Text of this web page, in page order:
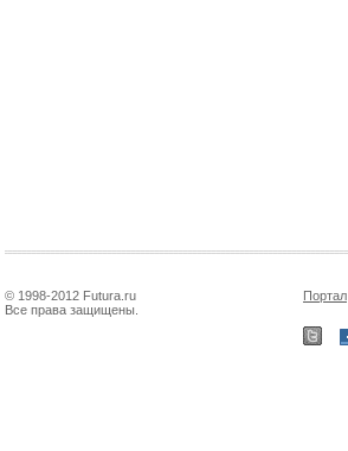
© 1998-2012 Futura.ru
Все права защищены.
Портал